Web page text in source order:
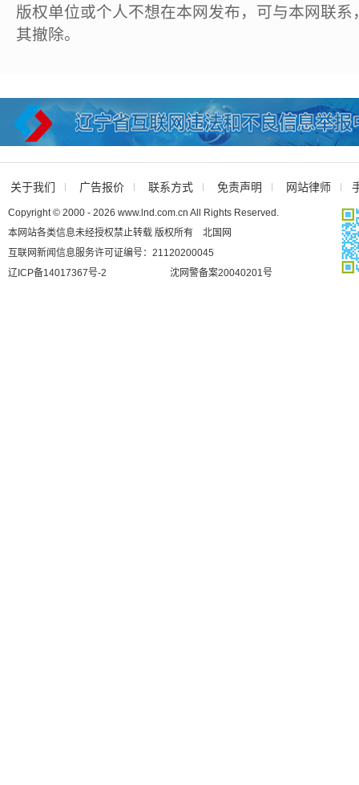
版权单位或个人不想在本网发布，可与本网联
其撤除。
关于我们 广告报价 联系方式 免责声明 网站律师
Copyright © 2000 - 2026 www.lnd.com.cn All Rights Reserved.
本网站各类信息未经授权禁止转载 版权所有 北国网
互联网新闻信息服务许可证编号：21120200045
辽ICP备14017367号-2
沈网警备案20040201号